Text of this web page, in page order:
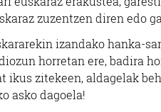
zuzentzen diren edo
izandako hanka-
horretan ere, badira
ikus zitekeen, aldagelak
asko dagoela!